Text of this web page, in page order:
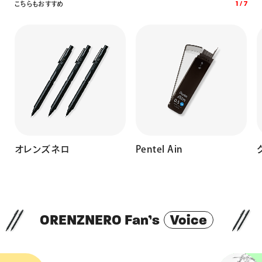
こち らもおすすめ
オレンズネロ Pentel Ain
1 /7
Fan’s Voice